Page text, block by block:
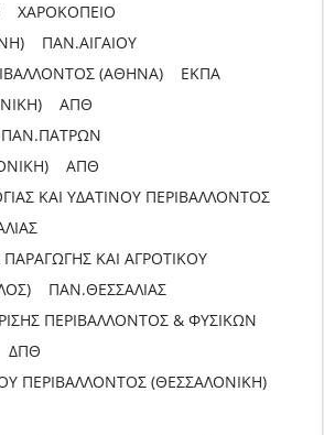
ΧΑΡΟΚΟΠΕΙΟ
ΠΑΝ.ΑΙΓΑΙΟΥ
(ΑΘΗΝΑ) ΕΚΠΑ
ΑΠΘ
ΑΠΘ
ΚΑΙ ΥΔΑΤΙΝΟΥ ΠΕΡΙΒΑΛΛΟΝΤΟΣ
ΚΑΙ ΑΓΡΟΤΙΚΟΥ
ΠΑΝ.ΘΕΣΣΑΛΙΑΣ
ΠΕΡΙΒΑΛΛΟΝΤΟΣ & ΦΥΣΙΚΩΝ
ΔΠΘ
ΠΕΡΙΒΑΛΛΟΝΤΟΣ (ΘΕΣΣΑΛΟΝΙΚΗ)